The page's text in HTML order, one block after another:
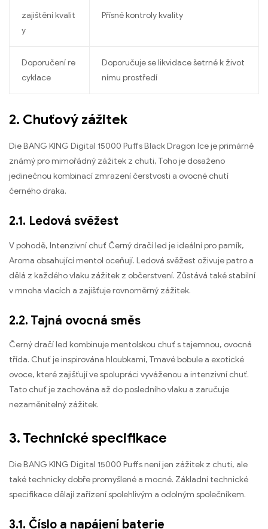
zajištění kvalit
y
Přísné kontroly kvality
Doporučení re
cyklace
Doporučuje se likvidace šetrné k život
nímu prostředí
2. Chuťový zážitek
Die BANG KING Digital 15000 Puffs Black Dragon Ice je primárně
známý pro mimořádný zážitek z chuti, Toho je dosaženo
jedinečnou kombinací zmrazení čerstvosti a ovocné chutí
černého draka.
2.1. Ledová svěžest
V pohodě, Intenzivní chuť Černý dračí led je ideální pro parník,
Aroma obsahující mentol oceňují. Ledová svěžest oživuje patro a
dělá z každého vlaku zážitek z občerstvení. Zůstává také stabilní
v mnoha vlacích a zajišťuje rovnoměrný zážitek.
2.2. Tajná ovocná směs
Černý dračí led kombinuje mentolskou chuť s tajemnou, ovocná
třída. Chuť je inspirována hloubkami, Tmavé bobule a exotické
ovoce, které zajišťují ve spolupráci vyváženou a intenzivní chuť.
Tato chuť je zachována až do posledního vlaku a zaručuje
nezaměnitelný zážitek.
3. Technické specifikace
Die BANG KING Digital 15000 Puffs není jen zážitek z chuti, ale
také technicky dobře promyšlené a mocné. Základní technické
specifikace dělají zařízení spolehlivým a odolným společníkem.
3.1. Číslo a napájení baterie